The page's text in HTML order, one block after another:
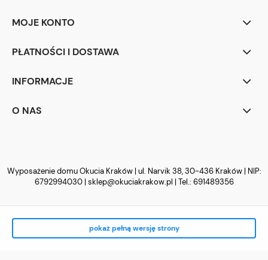
MOJE KONTO
PŁATNOŚCI I DOSTAWA
INFORMACJE
O NAS
Wyposażenie domu Okucia Kraków | ul. Narvik 38, 30-436 Kraków | NIP:
6792994030 | sklep@okuciakrakow.pl | Tel.: 691489356
pokaż pełną wersję strony